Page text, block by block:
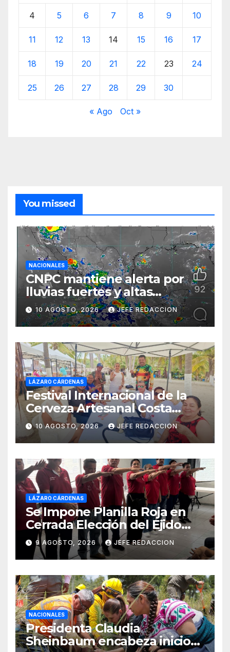
4 5 6 7 8 9 10
11 12 13 14 15 16 17
18 19 20 21 22 23 24
25 26 27 28 29 30
« Ago Oct »
You missed
NACIONALES
CNPC mantiene alerta por
lluvias fuertes y altas
temperaturas en varios
estados del país
10 AGOSTO, 2026 JEFE REDACCION
LÁZARO CÁRDENAS
Festival Internacional de la
Cerveza Artesanal Costa
Michoacán 2026 Cerro su 19ª
Edición
10 AGOSTO, 2026 JEFE REDACCION
LÁZARO CÁRDENAS
Se Impone Planilla Roja en
Cerrada Elección del Ejido
Melchor Ocampo en Lázaro
Cárdenas
9 AGOSTO, 2026 JEFE REDACCION
NACIONALES
Presidenta Claudia
Sheinbaum encabeza inicio